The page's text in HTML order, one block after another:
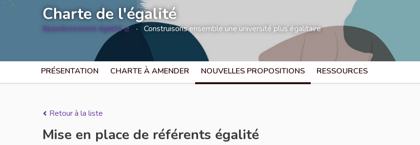
Charte de l'égalité
#pasdesexisme égalité Construisons ensemble une université plus égalitaire
PRÉSENTATION CHARTE À AMENDER NOUVELLES PROPOSITIONS RESSOURCES
Retour à la liste
Mise en place de référents égalité